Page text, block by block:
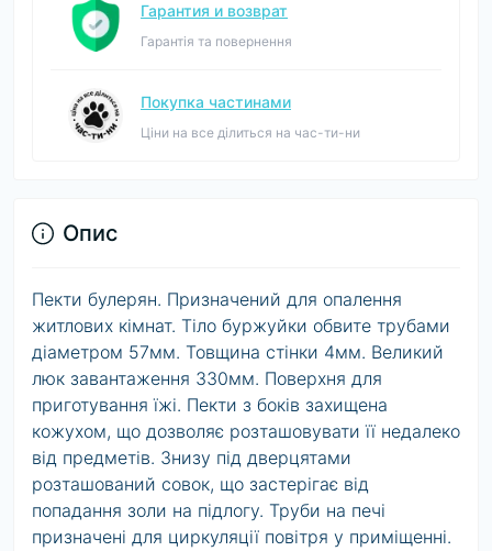
Гарантия и возврат
Гарантія та повернення
Покупка частинами
Ціни на все ділиться на час-ти-ни
Опис
Пекти булерян. Призначений для опалення
житлових кімнат. Тіло буржуйки обвите трубами
діаметром 57мм. Товщина стінки 4мм. Великий
люк завантаження 330мм. Поверхня для
приготування їжі. Пекти з боків захищена
кожухом, що дозволяє розташовувати її недалеко
від предметів. Знизу під дверцятами
розташований совок, що застерігає від
попадання золи на підлогу. Труби на печі
призначені для циркуляції повітря у приміщенні.